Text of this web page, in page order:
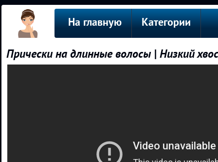
На главную Категории
Прически на длинные волосы | Низкий